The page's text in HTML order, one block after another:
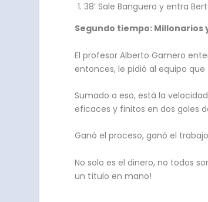
38’ Sale Banguero y entra
Segundo tiempo: Millonarios
El profesor Alberto Gamero
entonces, le pidió al equipo
Sumado a eso, está la
eficaces y finitos en dos goles
Ganó el proceso, ganó el
No solo es el dinero, no todos
un título en mano!